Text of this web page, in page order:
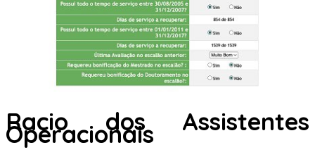
Racio dos Assistentes
Operacionais